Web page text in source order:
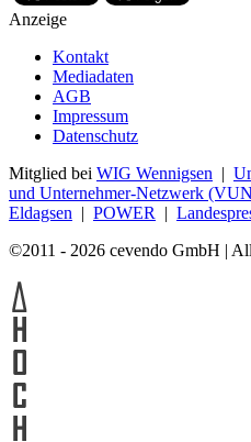
Anzeige
Kontakt
Mediadaten
AGB
Impressum
Datenschutz
Mitglied bei WIG Wennigsen |
und Unternehmer-Netzwerk
Eldagsen | POWER |
©2011 - 2026 cevendo GmbH |